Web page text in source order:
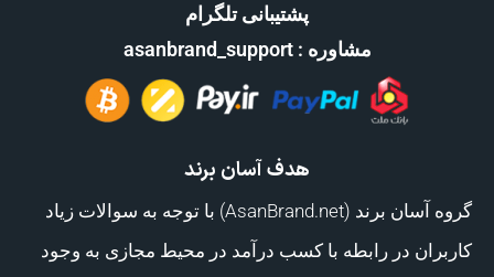
پشتیبانی تلگرام
مشاوره : asanbrand_support
هدف آسان برند
گروه آسان برند (AsanBrand.net) با توجه به سوالات زیاد
کاربران در رابطه با کسب درآمد در محیط مجازی به وجود